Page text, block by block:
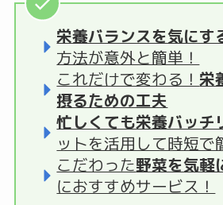
栄養バランスを気にす
方法が意外と簡単！
これだけで変わる！ 栄
摂るための工夫
忙しくても栄養バッチ
ットを活用して時短で
こだわった野菜を気軽
におすすめサービス！